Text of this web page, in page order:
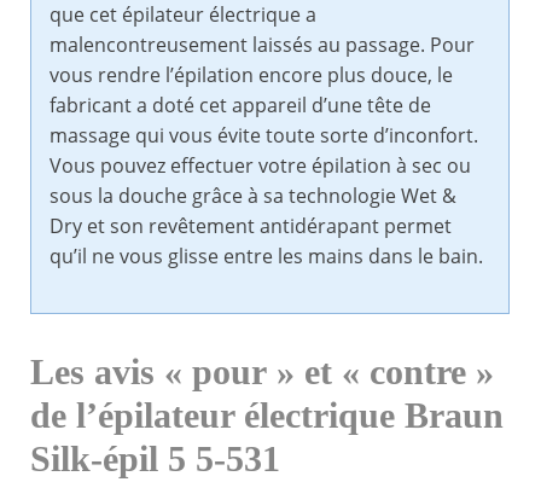
que cet épilateur électrique a
malencontreusement laissés au passage. Pour
vous rendre l’épilation encore plus douce, le
fabricant a doté cet appareil d’une tête de
massage qui vous évite toute sorte d’inconfort.
Vous pouvez effectuer votre épilation à sec ou
sous la douche grâce à sa technologie Wet &
Dry et son revêtement antidérapant permet
qu’il ne vous glisse entre les mains dans le bain.
Les avis « pour » et « contre »
de l’épilateur électrique Braun
Silk-épil 5 5-531